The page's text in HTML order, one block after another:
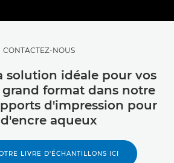
CONTACTEZ-NOUS
solution idéale pour vos
format dans notre
d'impression pour
aqueux
LIVRE D'ÉCHANTILLONS ICI